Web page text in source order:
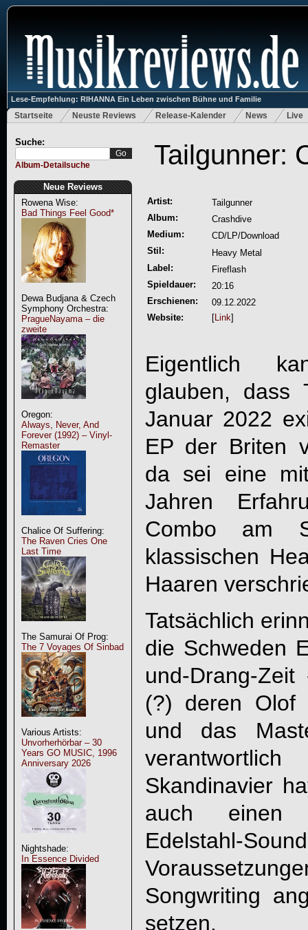
Lese-Empfehlung: RIHANNA Ein Leben zwischen Bühne und Familie
Startseite Neuste Reviews Release-Kalender News Live
Suche:
Album-Detailsuche
Neue Reviews
Rowena Wise:
Bad Things Feel Good*
Dewa Budjana & Czech
Symphony Orchestra:
PragueNayama – die
zweite
Oregon:
Always, Never, And
Forever (1992) – Vinyl-
Remaster
Chalice Of Suffering:
The Raven Cries One
Last Time
The Samurai Of Prog:
The 7 Voyages Of Sinbad
Various Artists:
Unvorherhörbar – 30
Years GO MUSIC, 1996
Anniversary 2026
Nightshade:
In Essence Divided
Tailgunner:
Artist:
Tailgunner
Album:
Crashdive
Medium:
CD/LP/Download
Stil:
Heavy Metal
Label:
Fireflash
Spieldauer:
20:16
Erschienen:
09.12.2022
Website:
[Link]
Eigentlich
glauben, dass
Januar 2022
EP der Briten
da sei eine
Jahren
Combo am
klassischen
Haaren
Tatsächlich
die Schweden
und-Drang-
(?) deren Olof
und das
Skandinavier
auch einen
Edelstahl-
Songwriting
setzen.